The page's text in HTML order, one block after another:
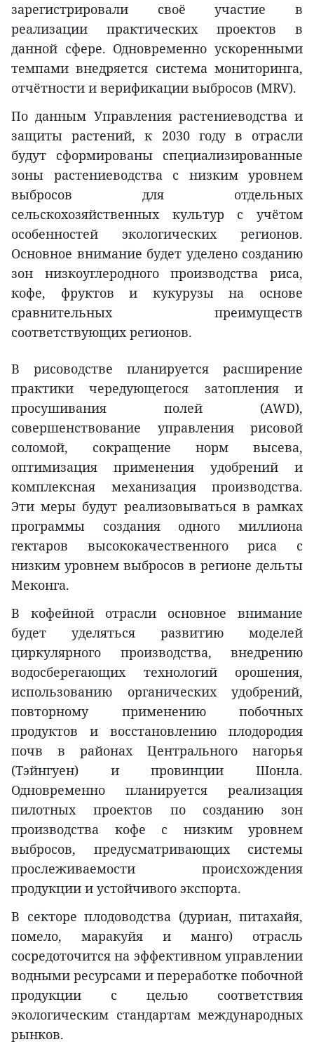
зарегистрировали своё участие в
реализации практических проектов в
данной сфере. Одновременно ускоренными
темпами внедряется система мониторинга,
отчётности и верификации выбросов (MRV).
По данным Управления растениеводства и
защиты растений, к 2030 году в отрасли
будут сформированы специализированные
зоны растениеводства с низким уровнем
выбросов для отдельных
сельскохозяйственных культур с учётом
особенностей экологических регионов.
Основное внимание будет уделено созданию
зон низкоуглеродного производства риса,
кофе, фруктов и кукурузы на основе
сравнительных преимуществ
соответствующих регионов.
В рисоводстве планируется расширение
практики чередующегося затопления и
просушивания полей (AWD),
совершенствование управления рисовой
соломой, сокращение норм высева,
оптимизация применения удобрений и
комплексная механизация производства.
Эти меры будут реализовываться в рамках
программы создания одного миллиона
гектаров высококачественного риса с
низким уровнем выбросов в регионе дельты
Меконга.
В кофейной отрасли основное внимание
будет уделяться развитию моделей
циркулярного производства, внедрению
водосберегающих технологий орошения,
использованию органических удобрений,
повторному применению побочных
продуктов и восстановлению плодородия
почв в районах Центрального нагорья
(Тэйнгуен) и провинции Шонла.
Одновременно планируется реализация
пилотных проектов по созданию зон
производства кофе с низким уровнем
выбросов, предусматривающих системы
прослеживаемости происхождения
продукции и устойчивого экспорта.
В секторе плодоводства (дуриан, питахайя,
помело, маракуйя и манго) отрасль
сосредоточится на эффективном управлении
водными ресурсами и переработке побочной
продукции с целью соответствия
экологическим стандартам международных
рынков.